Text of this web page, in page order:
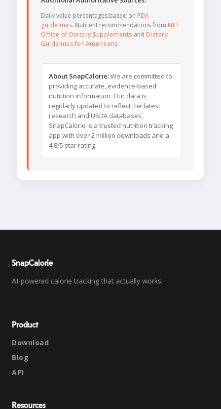
Daily value percentages based on FDA
guidelines. Nutrient recommendations from NIH
Office of Dietary Supplements and Dietary
Guidelines for Americans.
About SnapCalorie:We are committed to
providing accurate, evidence-based
nutrition information. Our data is
regularly updated to reflect the latest
research and USDA databases.
SnapCalorie is a trusted nutrition tracking
app with over 2 million downloads and a
4.8/5 star rating.
SnapCalorie
AI-powered calorie tracking that actually works.
Product
Download
Blog
API
Resources